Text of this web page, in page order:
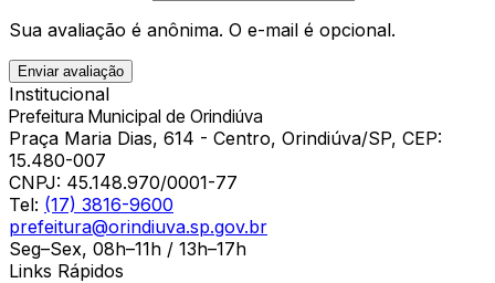
Sua avaliação é anônima. O e-mail é opcional.
Enviar avaliação
Institucional
Prefeitura Municipal de Orindiúva
Praça Maria Dias, 614 - Centro, Orindiúva/SP, CEP:
15.480-007
CNPJ: 45.148.970/0001-77
Tel: (17) 3816-9600
prefeitura@orindiuva.sp.gov.br
Seg–Sex, 08h–11h / 13h–17h
Links Rápidos